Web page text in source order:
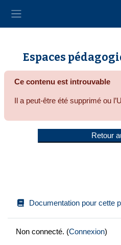
Espaces
Ce contenu est introuvable
Il a peut-être été supprimé ou
Retour
Documentation pour cette
Non connecté. (Connexion)